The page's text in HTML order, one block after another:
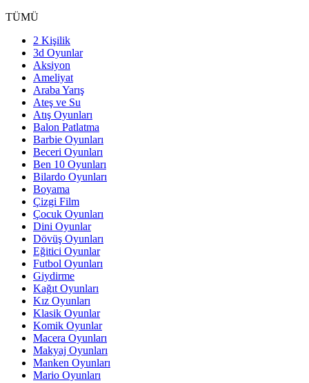
TÜMÜ
2 Kişilik
3d Oyunlar
Aksiyon
Ameliyat
Araba Yarış
Ateş ve Su
Atış Oyunları
Balon Patlatma
Barbie Oyunları
Beceri Oyunları
Ben 10 Oyunları
Bilardo Oyunları
Boyama
Çizgi Film
Çocuk Oyunları
Dini Oyunlar
Dövüş Oyunları
Eğitici Oyunlar
Futbol Oyunları
Giydirme
Kağıt Oyunları
Kız Oyunları
Klasik Oyunlar
Komik Oyunlar
Macera Oyunları
Makyaj Oyunları
Manken Oyunları
Mario Oyunları